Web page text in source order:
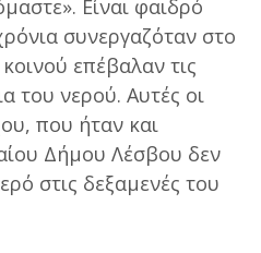
Είναι φαιδρό
συνεργαζόταν στο
επέβαλαν τις
του νερού. Αυτές οι
που ήταν και
Δήμου Λέσβου δεν
στις δεξαμενές του